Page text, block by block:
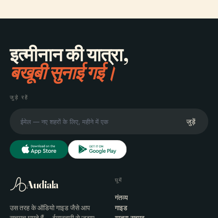
इत्मीनान की यात्रा,
बखूबी सुनाई गई।
जुड़े रहें
जुड़ें
Audiala
उस तरह के ऑडियो गाइड जैसे आप
घूमें
गंतव्य
गाइड